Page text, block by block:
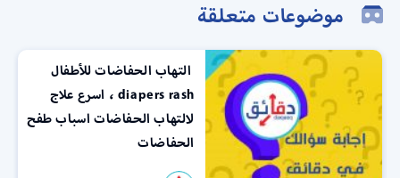
موضوعات متعلقة
إنجلترا أين تقع؟ وبماذا
تشتهر؟ وما لغتها الرسمية؟